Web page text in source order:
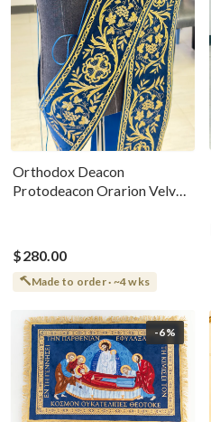
Orthodox Deacon
Protodeacon Orarion Velvet
$280.00
Made to order · ~4 wks
-6%